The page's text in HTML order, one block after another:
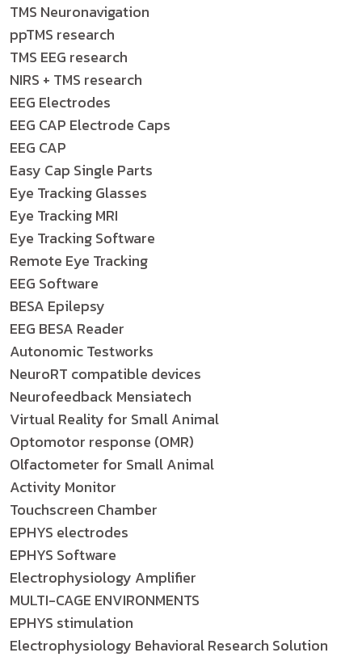
TMS Neuronavigation
ppTMS research
TMS EEG research
NIRS + TMS research
EEG Electrodes
EEG CAP Electrode Caps
EEG CAP
Easy Cap Single Parts
Eye Tracking Glasses
Eye Tracking MRI
Eye Tracking Software
Remote Eye Tracking
EEG Software
BESA Epilepsy
EEG BESA Reader
Autonomic Testworks
NeuroRT compatible devices
Neurofeedback Mensiatech
Virtual Reality for Small Animal
Optomotor response (OMR)
Olfactometer for Small Animal
Activity Monitor
Touchscreen Chamber
EPHYS electrodes
EPHYS Software
Electrophysiology Amplifier
MULTI-CAGE ENVIRONMENTS
EPHYS stimulation
Electrophysiology Behavioral Research Solution